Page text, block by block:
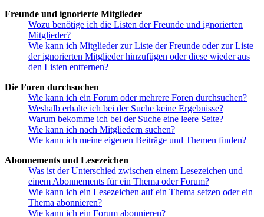
Freunde und ignorierte Mitglieder
Wozu benötige ich die Listen der Freunde und ignorierten
Mitglieder?
Wie kann ich Mitglieder zur Liste der Freunde oder zur Liste
der ignorierten Mitglieder hinzufügen oder diese wieder aus
den Listen entfernen?
Die Foren durchsuchen
Wie kann ich ein Forum oder mehrere Foren durchsuchen?
Weshalb erhalte ich bei der Suche keine Ergebnisse?
Warum bekomme ich bei der Suche eine leere Seite?
Wie kann ich nach Mitgliedern suchen?
Wie kann ich meine eigenen Beiträge und Themen finden?
Abonnements und Lesezeichen
Was ist der Unterschied zwischen einem Lesezeichen und
einem Abonnements für ein Thema oder Forum?
Wie kann ich ein Lesezeichen auf ein Thema setzen oder ein
Thema abonnieren?
Wie kann ich ein Forum abonnieren?